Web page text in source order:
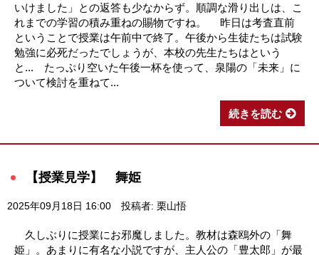
いけました」との返答も少なからず。順調な滑り出しは、こ
れまでの学習の積み重ねの賜物ですね。 昨日は考査直前
ということで授業は午前中で終了。午後から生徒たちは試験
勉強に必死だったでしょうが、本校の先生たちはという
と... たっぷり空いた午後一杯を使って、泉陽の「未来」に
ついて検討を重ねて...
続きを読む
【授業見学】 舞姫
2025年09月18日 16:00 投稿者: 栗山悟
久しぶりに授業にお邪魔しました。教材は森鴎外の「舞
姫」。あまりに有名な小説ですが、主人公の「豊太郎」が最